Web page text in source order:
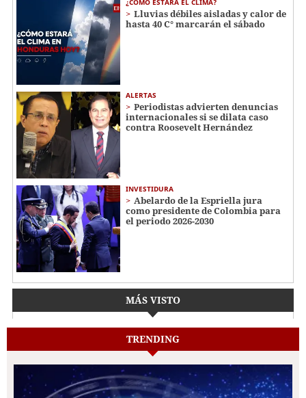
Lluvias débiles aisladas y calor de
hasta 40 C° marcarán el sábado
ALERTAS
Periodistas advierten denuncias
internacionales si se dilata caso
contra Roosevelt Hernández
INVESTIDURA
Abelardo de la Espriella jura
como presidente de Colombia para
el periodo 2026-2030
MÁS VISTO
TRENDING